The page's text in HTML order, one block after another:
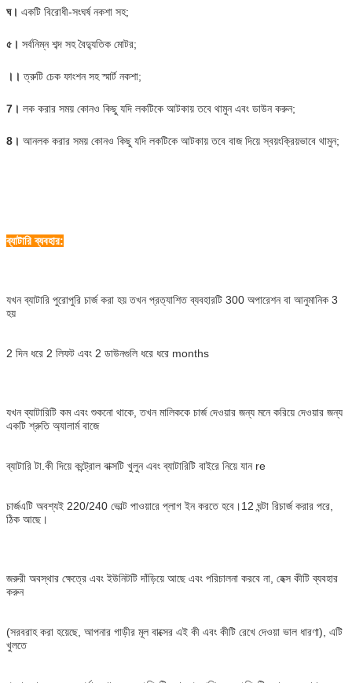
ঘ। একটি বিরোধী-সংঘর্ষ নকশা সহ;
৫। সর্বনিম্ন শব্দ সহ বৈদ্যুতিক মোটর;
।।ত্রুটি চেক ফাংশন সহ স্মার্ট নকশা;
7। লক করার সময় কোনও কিছু যদি লকটিকে আটকায় তবে থামুন এবং ডাউন করুন;
8। আনলক করার সময় কোনও কিছু যদি লকটিকে আটকায় তবে বাজ দিয়ে স্বয়ংক্রিয়ভাবে থামুন;
ব্যাটারি ব্যবহার:
যখন ব্যাটারি পুরোপুরি চার্জ করা হয় তখন প্রত্যাশিত ব্যবহারটি 300 অপারেশন বা আনুমানিক 3
হয়
2 দিন ধরে 2 লিফট এবং 2 ডাউনগুলি ধরে ধরে months
যখন ব্যাটারিটি কম এবং শুকনো থাকে, তখন মালিককে চার্জ দেওয়ার জন্য মনে করিয়ে দেওয়ার জন্য
একটি শ্রুতি অ্যালার্ম বাজে
ব্যাটারি টা.কী দিয়ে কন্ট্রোল বাক্সটি খুলুন এবং ব্যাটারিটি বাইরে নিয়ে যান re
চার্জএটি অবশ্যই 220/240 ভোল্ট পাওয়ারে প্লাগ ইন করতে হবে।12 ঘন্টা রিচার্জ করার পরে,
ঠিক আছে।
জরুরী অবস্থার ক্ষেত্রে এবং ইউনিটটি দাঁড়িয়ে আছে এবং পরিচালনা করবে না, হেক্স কীটি ব্যবহার
করুন
(সরবরাহ করা হয়েছে, আপনার গাড়ীর মূল বাক্সের এই কী এবং কীটি রেখে দেওয়া ভাল ধারণা), এটি
খুলতে